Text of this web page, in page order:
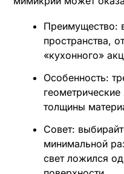
Преимущество:
пространства,
«кухонного»
Особенность:
толщины
Совет:
минимальной
свет ложился